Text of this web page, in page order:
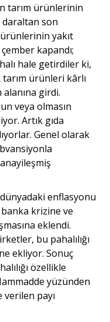
tarım ürünlerinin
son
yakıt
kapandı;
hale getirdiler ki,
ürünleri kârlı
girdi.
veya olmasın
Artık gıda
Genel olarak
enflasyonu
banka krizine ve
eklendi.
bu pahalılığı
ekliyor. Sonuç
özellikle
yüzünden
payı